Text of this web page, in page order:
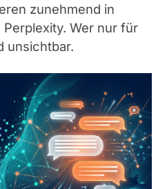
zunehmend in
Perplexity. Wer nur für
unsichtbar.